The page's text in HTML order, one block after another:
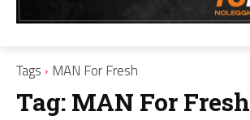
Tags MAN For Fresh
Tag: MAN For Fresh